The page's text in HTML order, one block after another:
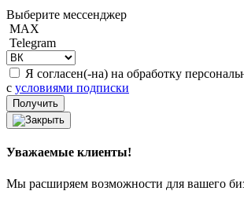
Выберите мессенджер
MAX
Telegram
Я согласен(-на) на обработку
с условиями подписки
Уважаемые клиенты!
Мы расширяем возможности для вашего